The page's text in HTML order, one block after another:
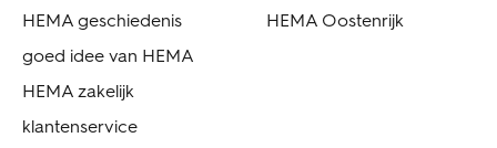
HEMA geschiedenis
goed idee van HEMA
HEMA zakelijk
klantenservice
HEMA Oostenrijk